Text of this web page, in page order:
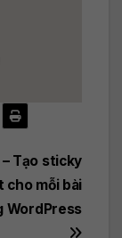
Tạo sticky
cho mỗi bài
WordPress